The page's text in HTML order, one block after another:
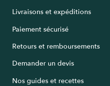
Livraisons et expéditions
Paiement sécurisé
Retours et remboursements
Demander un devis
Nos guides et recettes